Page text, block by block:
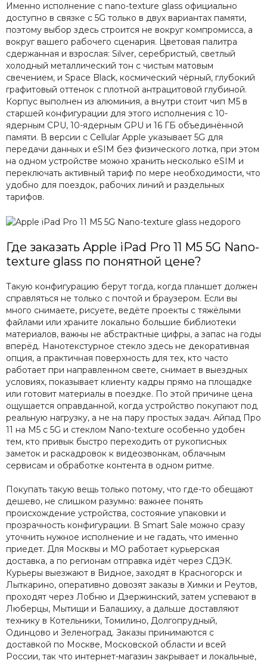
Именно исполнение с nano-texture glass официально
доступно в связке с 5G только в двух вариантах памяти,
поэтому выбор здесь строится не вокруг компромисса, а
вокруг вашего рабочего сценария. Цветовая палитра
сдержанная и взрослая: Silver, серебристый, светлый
холодный металлический тон с чистым матовым
свечением, и Space Black, космический чёрный, глубокий
графитовый оттенок с плотной антрацитовой глубиной.
Корпус выполнен из алюминия, а внутри стоит чип M5 в
старшей конфигурации для этого исполнения с 10-
ядерным CPU, 10-ядерным GPU и 16 ГБ объединённой
памяти. В версии с Cellular Apple указывает 5G для
передачи данных и eSIM без физического лотка, при этом
на одном устройстве можно хранить несколько eSIM и
переключать активный тариф по мере необходимости, что
удобно для поездок, рабочих линий и раздельных
тарифов.
Где заказать Apple iPad Pro 11 M5 5G Nano-
texture glass по понятной цене?
Такую конфигурацию берут тогда, когда планшет должен
справляться не только с почтой и браузером. Если вы
много снимаете, рисуете, ведёте проекты с тяжёлыми
файлами или храните локально большие библиотеки
материалов, важны не абстрактные цифры, а запас на годы
вперёд. Нанотекстурное стекло здесь не декоративная
опция, а практичная поверхность для тех, кто часто
работает при направленном свете, снимает в выездных
условиях, показывает клиенту кадры прямо на площадке
или готовит материалы в поездке. По этой причине цена
ощущается оправданной, когда устройство покупают под
реальную нагрузку, а не на пару простых задач. Айпад Про
11 на M5 с 5G и стеклом Nano-texture особенно удобен
тем, кто привык быстро переходить от рукописных
заметок и раскадровок к видеозвонкам, облачным
сервисам и обработке контента в одном ритме.
Покупать такую вещь только потому, что где-то обещают
дешево, не слишком разумно: важнее понять
происхождение устройства, состояние упаковки и
прозрачность конфигурации. В Smart Sale можно сразу
уточнить нужное исполнение и не гадать, что именно
приедет. Для Москвы и МО работает курьерская
доставка, а по регионам отправка идёт через СДЭК.
Курьеры выезжают в Видное, заходят в Красногорск и
Лыткарино, оперативно довозят заказы в Химки и Реутов,
проходят через Лобню и Дзержинский, затем успевают в
Люберцы, Мытищи и Балашиху, а дальше доставляют
технику в Котельники, Томилино, Долгопрудный,
Одинцово и Зеленоград. Заказы принимаются с
доставкой по Москве, Московской области и всей
России, так что интернет-магазин закрывает и локальные,